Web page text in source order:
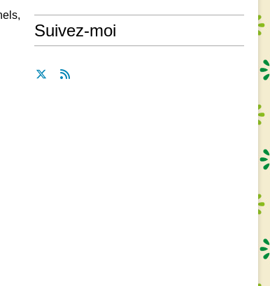
Suivez-moi